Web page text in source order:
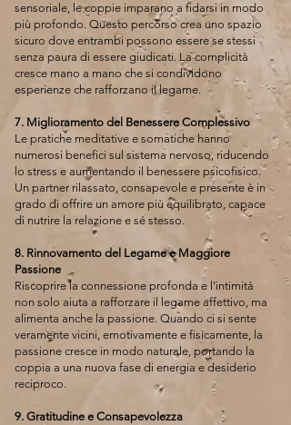
sensoriale, le coppie imparano a fidarsi in modo
più profondo. Questo percorso crea uno spazio
sicuro dove entrambi possono essere se stessi
senza paura di essere giudicati. La complicità
cresce mano a mano che si condividono
esperienze che rafforzano il legame.
7. Miglioramento del Benessere Complessivo
Le pratiche meditative e somatiche hanno
numerosi benefici sul sistema nervoso, riducendo
lo stress e aumentando il benessere psicofisico.
Un partner rilassato, consapevole e presente è in
grado di offrire un amore più equilibrato, capace
di nutrire la relazione e sé stesso.
8. Rinnovamento del Legame e Maggiore
Passione
Riscoprire la connessione profonda e l’intimità
non solo aiuta a rafforzare il legame affettivo, ma
alimenta anche la passione. Quando ci si sente
veramente vicini, emotivamente e fisicamente, la
passione cresce in modo naturale, portando la
coppia a una nuova fase di energia e desiderio
reciproco.
9. Gratitudine e Consapevolezza